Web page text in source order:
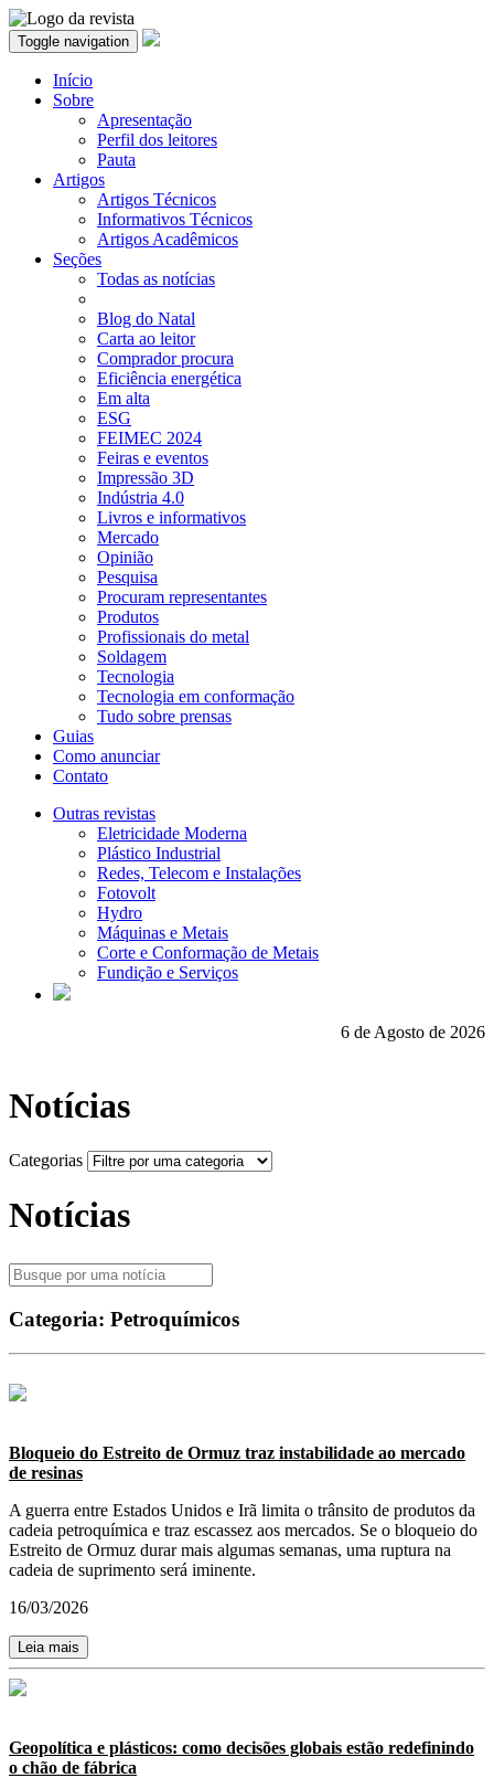
Toggle navigation
Início
Sobre
Apresentação
Perfil dos leitores
Pauta
Artigos
Artigos Técnicos
Informativos Técnicos
Artigos Acadêmicos
Seções
Todas as notícias
Blog do Natal
Carta ao leitor
Comprador procura
Eficiência energética
Em alta
ESG
FEIMEC 2024
Feiras e eventos
Impressão 3D
Indústria 4.0
Livros e informativos
Mercado
Opinião
Pesquisa
Procuram representantes
Produtos
Profissionais do metal
Soldagem
Tecnologia
Tecnologia em conformação
Tudo sobre prensas
Guias
Como anunciar
Contato
Outras revistas
Eletricidade Moderna
Plástico Industrial
Redes, Telecom e Instalações
Fotovolt
Hydro
Máquinas e Metais
Corte e Conformação de Metais
Fundição e Serviços
6 de Agosto de 2026
Notícias
Categorias
Notícias
Categoria: Petroquímicos
Bloqueio do Estreito de Ormuz traz instabilidade ao mercado
de resinas
A guerra entre Estados Unidos e Irã limita o trânsito de produtos da
cadeia petroquímica e traz escassez aos mercados. Se o bloqueio do
Estreito de Ormuz durar mais algumas semanas, uma ruptura na
cadeia de suprimento será iminente.
16/03/2026
Leia mais
Geopolítica e plásticos: como decisões globais estão redefinindo
o chão de fábrica